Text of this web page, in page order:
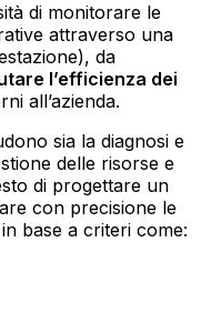
di monitorare le
attraverso una
da
l’efficienza dei
all’azienda.
sia la diagnosi e
delle risorse e
di progettare un
con precisione le
base a criteri come: